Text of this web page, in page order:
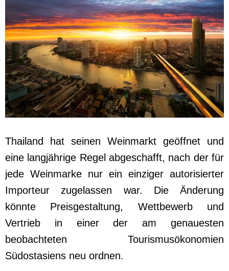
Thailand hat seinen Weinmarkt geöffnet und
eine langjährige Regel abgeschafft, nach der für
jede Weinmarke nur ein einziger autorisierter
Importeur zugelassen war. Die Änderung
könnte Preisgestaltung, Wettbewerb und
Vertrieb in einer der am genauesten
beobachteten Tourismusökonomien
Südostasiens neu ordnen.